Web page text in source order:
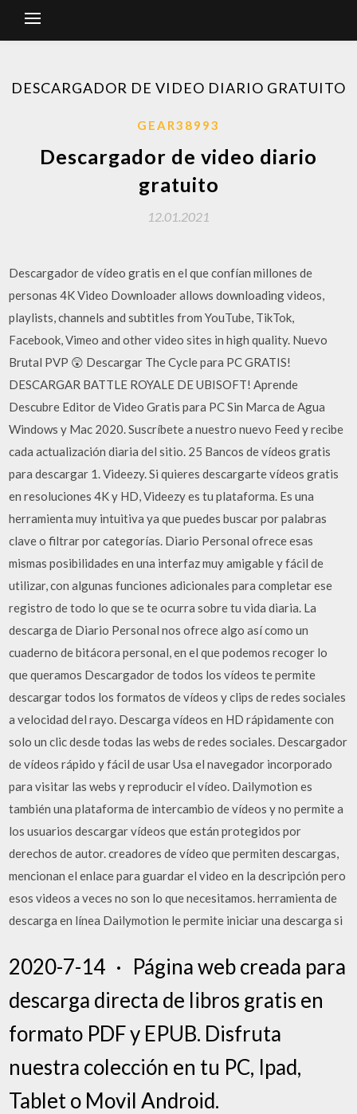
DESCARGADOR DE VIDEO DIARIO GRATUITO
GEAR38993
Descargador de video diario
gratuito
12.01.2021
Descargador de vídeo gratis en el que confían millones de
personas 4K Video Downloader allows downloading videos,
playlists, channels and subtitles from YouTube, TikTok,
Facebook, Vimeo and other video sites in high quality. Nuevo
Brutal PVP 😲 Descargar The Cycle para PC GRATIS!
DESCARGAR BATTLE ROYALE DE UBISOFT! Aprende
Descubre Editor de Video Gratis para PC Sin Marca de Agua
Windows y Mac 2020. Suscríbete a nuestro nuevo Feed y recibe
cada actualización diaria del sitio. 25 Bancos de vídeos gratis
para descargar 1. Videezy. Si quieres descargarte vídeos gratis
en resoluciones 4K y HD, Videezy es tu plataforma. Es una
herramienta muy intuitiva ya que puedes buscar por palabras
clave o filtrar por categorías. Diario Personal ofrece esas
mismas posibilidades en una interfaz muy amigable y fácil de
utilizar, con algunas funciones adicionales para completar ese
registro de todo lo que se te ocurra sobre tu vida diaria. La
descarga de Diario Personal nos ofrece algo así como un
cuaderno de bitácora personal, en el que podemos recoger lo
que queramos Descargador de todos los vídeos te permite
descargar todos los formatos de vídeos y clips de redes sociales
a velocidad del rayo. Descarga vídeos en HD rápidamente con
solo un clic desde todas las webs de redes sociales. Descargador
de vídeos rápido y fácil de usar Usa el navegador incorporado
para visitar las webs y reproducir el vídeo. Dailymotion es
también una plataforma de intercambio de vídeos y no permite a
los usuarios descargar vídeos que están protegidos por
derechos de autor. creadores de vídeo que permiten descargas,
mencionan el enlace para guardar el video en la descripción pero
esos videos a veces no son lo que necesitamos. herramienta de
descarga en línea Dailymotion le permite iniciar una descarga si
2020-7-14 · Página web creada para
descarga directa de libros gratis en
formato PDF y EPUB. Disfruta
nuestra colección en tu PC, Ipad,
Tablet o Movil Android.